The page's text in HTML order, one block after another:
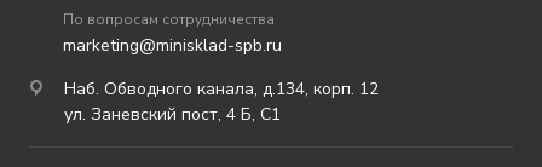
По вопросам сотрудничества
marketing@minisklad-spb.ru
Наб. Обводного канала, д.134, корп. 12
ул. Заневский пост, 4 Б, С1